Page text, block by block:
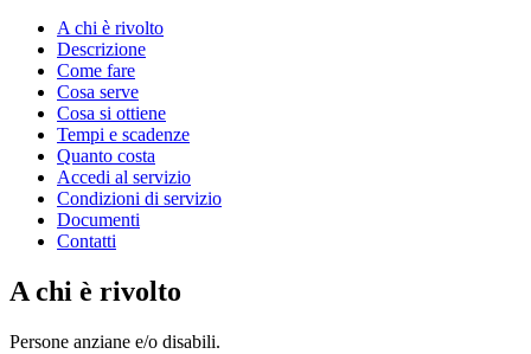
A chi è rivolto
Descrizione
Come fare
Cosa serve
Cosa si ottiene
Tempi e scadenze
Quanto costa
Accedi al servizio
Condizioni di servizio
Documenti
Contatti
A chi è rivolto
Persone anziane e/o disabili.